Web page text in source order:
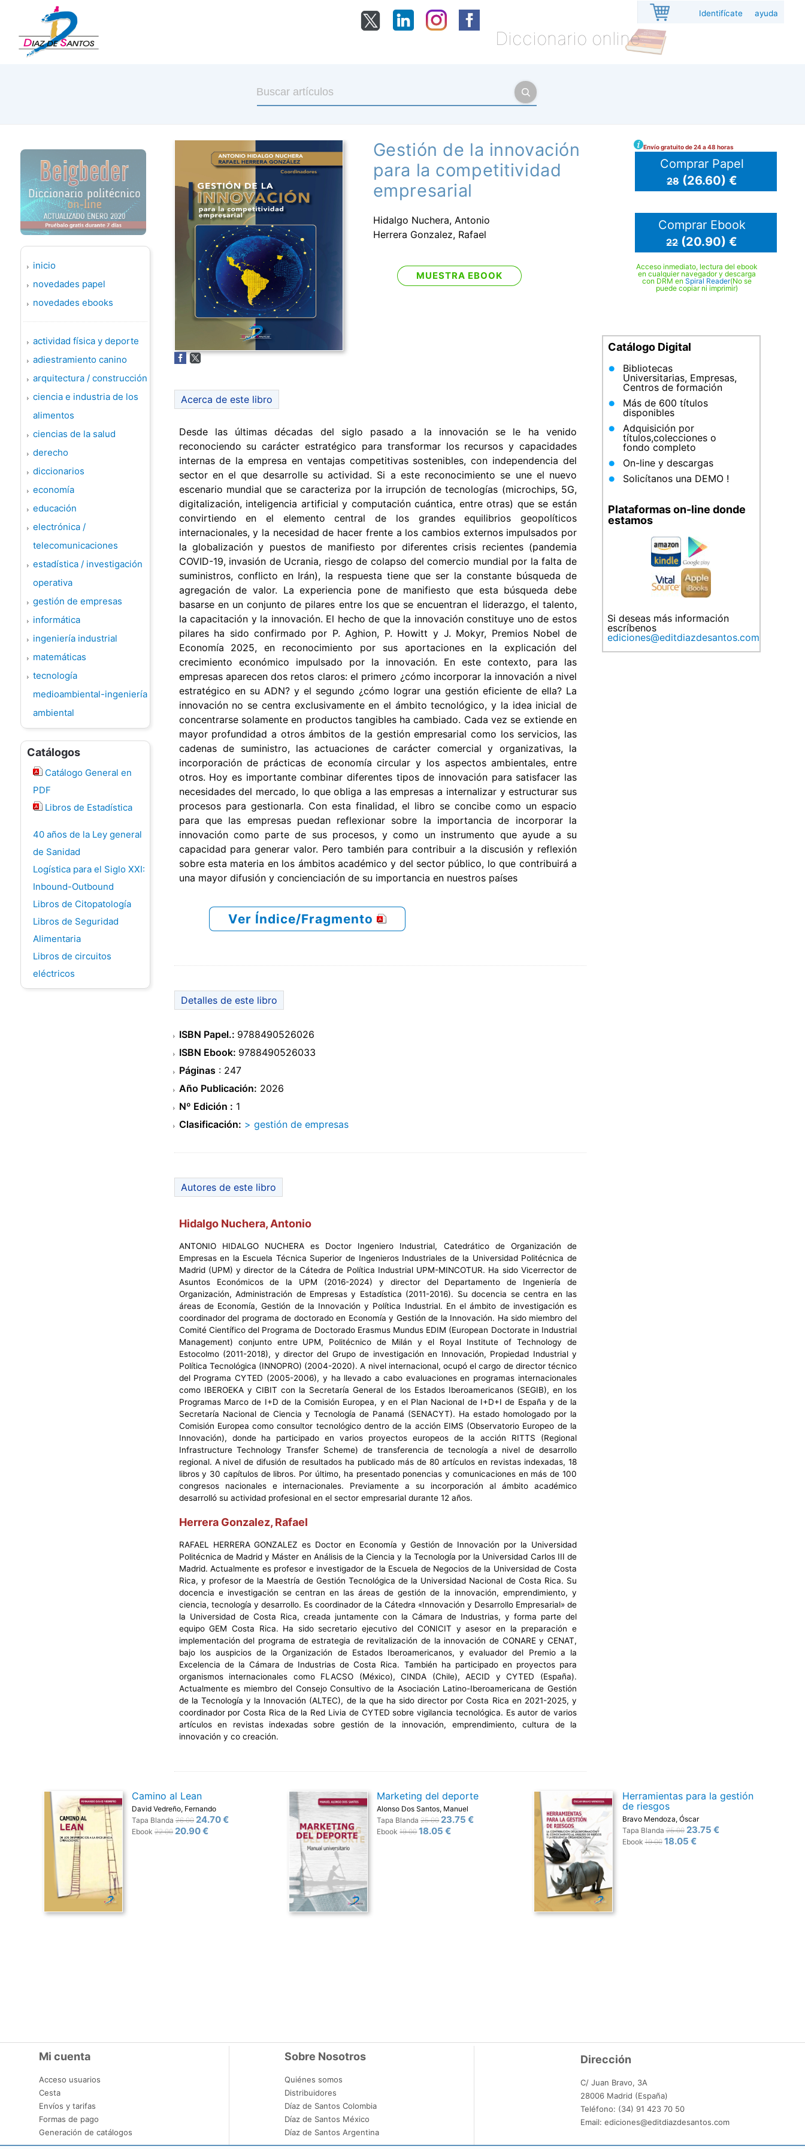
Identifícate ayuda
Diccionario online
inicio
novedades papel
novedades ebooks
actividad física y deporte
adiestramiento canino
arquitectura / construcción
ciencia e industria de los
alimentos
ciencias de la salud
derecho
diccionarios
economía
educación
electrónica /
telecomunicaciones
estadística / investigación
operativa
gestión de empresas
informática
ingeniería industrial
matemáticas
tecnología
medioambiental-ingeniería
ambiental
Catálogos
Catálogo General en
PDF
Libros de Estadística
40 años de la Ley general
de Sanidad
Logística para el Siglo XXI:
Inbound-Outbound
Libros de Citopatología
Libros de Seguridad
Alimentaria
Libros de circuitos
eléctricos
Gestión de la innovación
para la competitividad
empresarial
Hidalgo Nuchera, Antonio
Herrera Gonzalez, Rafael
MUESTRA EBOOK
Acerca de este libro
Desde las últimas décadas del siglo pasado a la innovación se le ha venido
reconociendo su carácter estratégico para transformar los recursos y capacidades
internas de la empresa en ventajas competitivas sostenibles, con independencia del
sector en el que desarrolle su actividad. Si a este reconocimiento se une el nuevo
escenario mundial que se caracteriza por la irrupción de tecnologías (microchips, 5G,
digitalización, inteligencia artificial y computación cuántica, entre otras) que se están
convirtiendo en el elemento central de los grandes equilibrios geopolíticos
internacionales, y la necesidad de hacer frente a los cambios externos impulsados por
la globalización y puestos de manifiesto por diferentes crisis recientes (pandemia
COVID-19, invasión de Ucrania, riesgo de colapso del comercio mundial por la falta de
suministros, conflicto en Irán), la respuesta tiene que ser la constante búsqueda de
agregación de valor. La experiencia pone de manifiesto que esta búsqueda debe
basarse en un conjunto de pilares entre los que se encuentran el liderazgo, el talento,
la capacitación y la innovación. El hecho de que la innovación constituye uno de estos
pilares ha sido confirmado por P. Aghion, P. Howitt y J. Mokyr, Premios Nobel de
Economía 2025, en reconocimiento por sus aportaciones en la explicación del
crecimiento económico impulsado por la innovación. En este contexto, para las
empresas aparecen dos retos claros: el primero ¿cómo incorporar la innovación a nivel
estratégico en su ADN? y el segundo ¿cómo lograr una gestión eficiente de ella? La
innovación no se centra exclusivamente en el ámbito tecnológico, y la idea inicial de
concentrarse solamente en productos tangibles ha cambiado. Cada vez se extiende en
mayor profundidad a otros ámbitos de la gestión empresarial como los servicios, las
cadenas de suministro, las actuaciones de carácter comercial y organizativas, la
incorporación de prácticas de economía circular y los aspectos ambientales, entre
otros. Hoy es importante combinar diferentes tipos de innovación para satisfacer las
necesidades del mercado, lo que obliga a las empresas a internalizar y estructurar sus
procesos para gestionarla. Con esta finalidad, el libro se concibe como un espacio
para que las empresas puedan reflexionar sobre la importancia de incorporar la
innovación como parte de sus procesos, y como un instrumento que ayude a su
capacidad para generar valor. Pero también para contribuir a la discusión y reflexión
sobre esta materia en los ámbitos académico y del sector público, lo que contribuirá a
una mayor difusión y concienciación de su importancia en nuestros países
Ver Índice/Fragmento
Detalles de este libro
ISBN Papel.: 9788490526026
ISBN Ebook: 9788490526033
Páginas : 247
Año Publicación: 2026
Nº Edición : 1
Clasificación: > gestión de empresas
Autores de este libro
Hidalgo Nuchera, Antonio
ANTONIO HIDALGO NUCHERA es Doctor Ingeniero Industrial, Catedrático de Organización de
Empresas en la Escuela Técnica Superior de Ingenieros Industriales de la Universidad Politécnica de
Madrid (UPM) y director de la Cátedra de Política Industrial UPM-MINCOTUR. Ha sido Vicerrector de
Asuntos Económicos de la UPM (2016-2024) y director del Departamento de Ingeniería de
Organización, Administración de Empresas y Estadística (2011-2016). Su docencia se centra en las
áreas de Economía, Gestión de la Innovación y Política Industrial. En el ámbito de investigación es
coordinador del programa de doctorado en Economía y Gestión de la Innovación. Ha sido miembro del
Comité Científico del Programa de Doctorado Erasmus Mundus EDIM (European Doctorate in Industrial
Management) conjunto entre UPM, Politécnico de Milán y el Royal Institute of Technology de
Estocolmo (2011-2018), y director del Grupo de investigación en Innovación, Propiedad Industrial y
Política Tecnológica (INNOPRO) (2004-2020). A nivel internacional, ocupó el cargo de director técnico
del Programa CYTED (2005-2006), y ha llevado a cabo evaluaciones en programas internacionales
como IBEROEKA y CIBIT con la Secretaría General de los Estados Iberoamericanos (SEGIB), en los
Programas Marco de I+D de la Comisión Europea, y en el Plan Nacional de I+D+I de España y de la
Secretaría Nacional de Ciencia y Tecnología de Panamá (SENACYT). Ha estado homologado por la
Comisión Europea como consultor tecnológico dentro de la acción EIMS (Observatorio Europeo de la
Innovación), donde ha participado en varios proyectos europeos de la acción RITTS (Regional
Infrastructure Technology Transfer Scheme) de transferencia de tecnología a nivel de desarrollo
regional. A nivel de difusión de resultados ha publicado más de 80 artículos en revistas indexadas, 18
libros y 30 capítulos de libros. Por último, ha presentado ponencias y comunicaciones en más de 100
congresos nacionales e internacionales. Previamente a su incorporación al ámbito académico
desarrolló su actividad profesional en el sector empresarial durante 12 años.
Herrera Gonzalez, Rafael
RAFAEL HERRERA GONZALEZ es Doctor en Economía y Gestión de Innovación por la Universidad
Politécnica de Madrid y Máster en Análisis de la Ciencia y la Tecnología por la Universidad Carlos III de
Madrid. Actualmente es profesor e investigador de la Escuela de Negocios de la Universidad de Costa
Rica, y profesor de la Maestría de Gestión Tecnológica de la Universidad Nacional de Costa Rica. Su
docencia e investigación se centran en las áreas de gestión de la innovación, emprendimiento, y
ciencia, tecnología y desarrollo. Es coordinador de la Cátedra «Innovación y Desarrollo Empresarial» de
la Universidad de Costa Rica, creada juntamente con la Cámara de Industrias, y forma parte del
equipo GEM Costa Rica. Ha sido secretario ejecutivo del CONICIT y asesor en la preparación e
implementación del programa de estrategia de revitalización de la innovación de CONARE y CENAT,
bajo los auspicios de la Organización de Estados Iberoamericanos, y evaluador del Premio a la
Excelencia de la Cámara de Industrias de Costa Rica. También ha participado en proyectos para
organismos internacionales como FLACSO (México), CINDA (Chile), AECID y CYTED (España).
Actualmente es miembro del Consejo Consultivo de la Asociación Latino-Iberoamericana de Gestión
de la Tecnología y la Innovación (ALTEC), de la que ha sido director por Costa Rica en 2021-2025, y
coordinador por Costa Rica de la Red Livia de CYTED sobre vigilancia tecnológica. Es autor de varios
artículos en revistas indexadas sobre gestión de la innovación, emprendimiento, cultura de la
innovación y co creación.
Envío gratuito de 24 a 48 horas
Comprar Papel
28(26.60) €
Comprar Ebook
22(20.90) €
Acceso inmediato, lectura del ebook
en cualquier navegador y descarga
con DRM enSpiral Reader(No se
puede copiar ni imprimir)
Catálogo Digital
Bibliotecas
Universitarias, Empresas,
Centros de formación
Más de 600 títulos
disponibles
Adquisición por
títulos,colecciones o
fondo completo
On-line y descargas
Solicítanos una DEMO !
Plataformas on-line donde
estamos
Si deseas más información
escríbenos
ediciones@editdiazdesantos.com
Camino al Lean
David Vedreño, Fernando
Tapa Blanda26.00 24.70 €
Ebook22.00 20.90 €
Marketing del deporte
Alonso Dos Santos, Manuel
Tapa Blanda25.00 23.75 €
Ebook19.00 18.05 €
Herramientas para la gestión
de riesgos
Bravo Mendoza, Óscar
Tapa Blanda25.00 23.75 €
Ebook19.00 18.05 €
Mi cuenta
Acceso usuarios
Cesta
Envíos y tarifas
Formas de pago
Generación de catálogos
Sobre Nosotros
Quiénes somos
Distribuidores
Díaz de Santos Colombia
Díaz de Santos México
Díaz de Santos Argentina
Dirección
C/ Juan Bravo, 3A
28006 Madrid (España)
Teléfono: (34) 91 423 70 50
Email: ediciones@editdiazdesantos.com